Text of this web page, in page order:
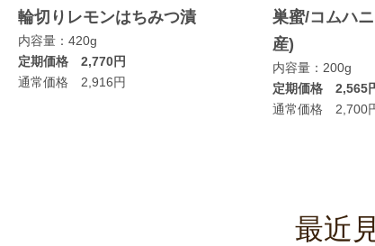
輪切りレモンはちみつ漬
内容量：420g
定期価格 2,770円
通常価格 2,916円
巣蜜/コムハ
産)
内容量：200g
定期価格 2,565
通常価格 2,700
最近